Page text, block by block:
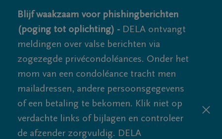
Blijf waakzaam voor phishingberichten
(poging tot oplichting) - DELA ontvangt
meldingen over valse berichten via
zogezegde privécondoléances. Onder het
mom van een condoléance tracht men
mailadressen, andere persoonsgegevens
of een betaling te bekomen. Klik niet op
verdachte links of bijlagen en controleer
de afzender zorgvuldig. DELA